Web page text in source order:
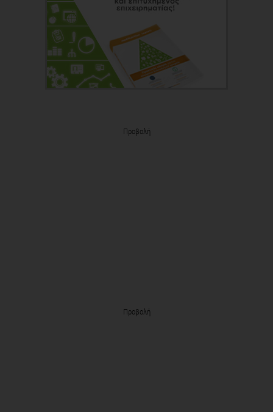
Προβολή
Προβολή